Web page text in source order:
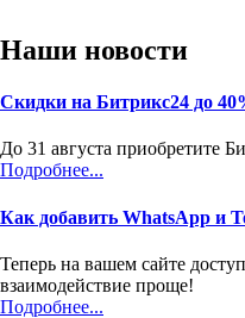
Наши новости
Скидки на Битрикс24 до
До 31 августа приобретите
Подробнее...
Как добавить WhatsApp и
Теперь на вашем сайте
взаимодействие проще!
Подробнее...